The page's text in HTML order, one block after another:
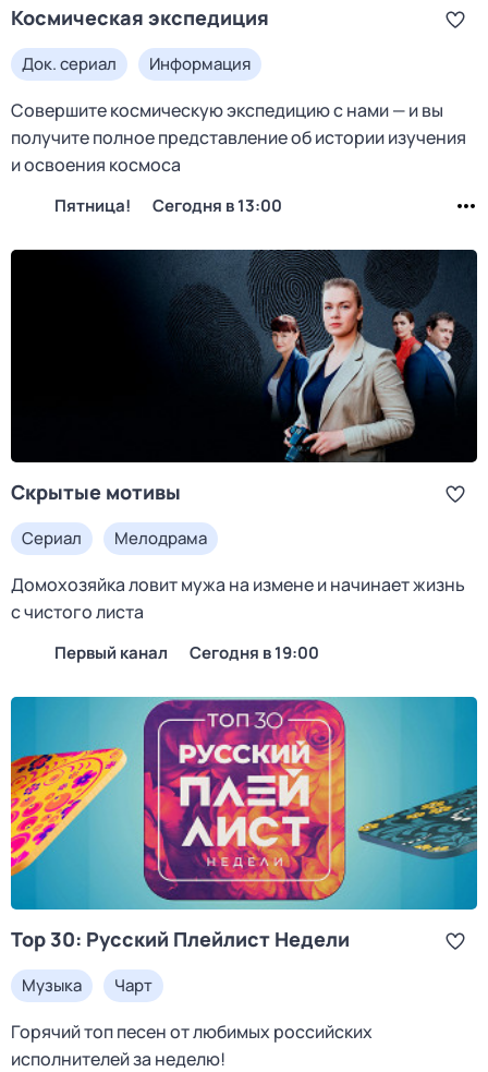
Космическая экспедиция
Док. сериал Информация
Совершите космическую экспедицию с нами — и вы
получите полное представление об истории изучения
и освоения космоса
Пятница! Сегодня в 13:00
Скрытые мотивы
Сериал Мелодрама
Домохозяйка ловит мужа на измене и начинает жизнь
с чистого листа
Первый канал Сегодня в 19:00
Top 30: Русский Плейлист Недели
Музыка Чарт
Горячий топ песен от любимых российских
исполнителей за неделю!